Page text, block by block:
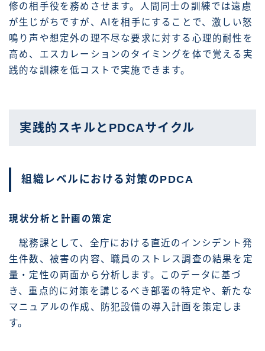
修の相手役を務めさせます。人間同士の訓練では遠慮
が生じがちですが、AIを相手にすることで、激しい怒
鳴り声や想定外の理不尽な要求に対する心理的耐性を
高め、エスカレーションのタイミングを体で覚える実
践的な訓練を低コストで実施できます。
実践的スキルとPDCAサイクル
組織レベルにおける対策のPDCA
現状分析と計画の策定
総務課として、全庁における直近のインシデント発
生件数、被害の内容、職員のストレス調査の結果を定
量・定性の両面から分析します。このデータに基づ
き、重点的に対策を講じるべき部署の特定や、新たな
マニュアルの作成、防犯設備の導入計画を策定しま
す。